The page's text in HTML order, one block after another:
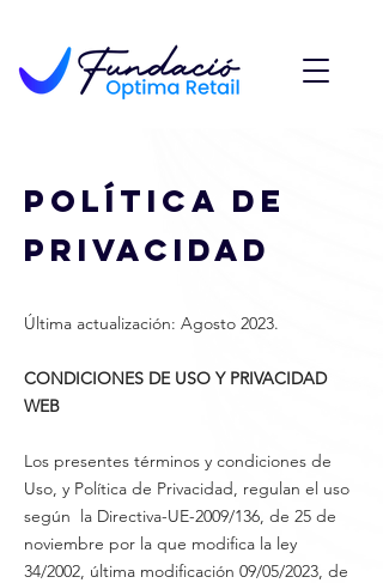
POLÍTICA DE
PRIVACIDAD
Última actualización: Agosto 2023.
CONDICIONES DE USO Y PRIVACIDAD
WEB
Los presentes términos y condiciones de
Uso, y Política de Privacidad, regulan el uso
según la Directiva-UE-2009/136, de 25 de
noviembre por la que modifica la ley
34/2002, última modificación 09/05/2023, de